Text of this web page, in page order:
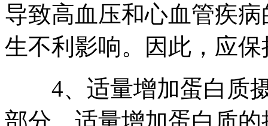
导致高血压和心血管疾
生不利影响。因此，应
4、适量增加蛋白质摄
部分，适量增加蛋白质